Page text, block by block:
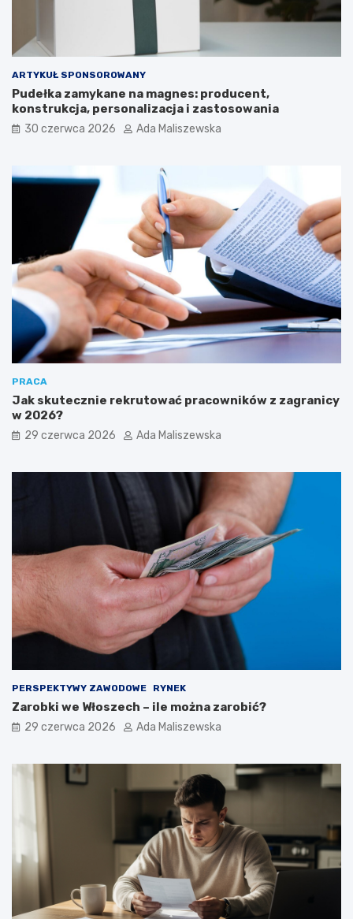
ARTYKUŁ SPONSOROWANY
Pudełka zamykane na magnes: producent,
konstrukcja, personalizacja i zastosowania
30 czerwca 2026 Ada Maliszewska
PRACA
Jak skutecznie rekrutować pracowników z zagranicy
w 2026?
29 czerwca 2026 Ada Maliszewska
PERSPEKTYWY ZAWODOWE RYNEK
Zarobki we Włoszech – ile można zarobić?
29 czerwca 2026 Ada Maliszewska